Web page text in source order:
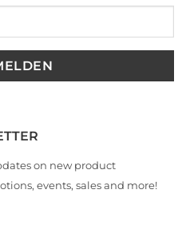
on new product
events, sales and more!